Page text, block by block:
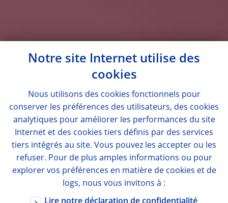
Notre site Internet utilise des
cookies
Nous utilisons des cookies fonctionnels pour
conserver les préférences des utilisateurs, des cookies
analytiques pour améliorer les performances du site
Internet et des cookies tiers définis par des services
tiers intégrés au site. Vous pouvez les accepter ou les
refuser. Pour de plus amples informations ou pour
explorer vos préférences en matière de cookies et de
logs, nous vous invitons à :